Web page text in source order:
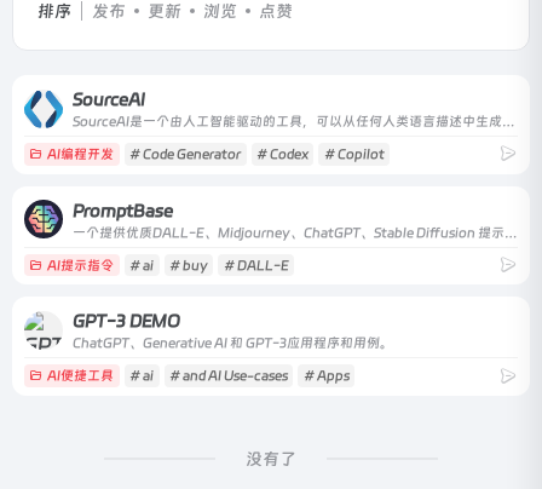
排序 发布 更新 浏览 点赞
SourceAI
SourceAI是一个由人工智能驱动的工具，可以从任何人类语言描述中生成任何编程语言的代码。它还可以简化，找到错误并修复它们，并调试你的代码。
AI编程开发 # Code Generator # Codex # Copilot
PromptBase
一个提供优质DALL-E、Midjourney、ChatGPT、Stable Diffusion 提示的市场。找到最好的提示，产生更好的结果，节省API成本，销售提示赚钱。
AI提示指令 # ai # buy # DALL-E
GPT-3 DEMO
ChatGPT、Generative AI 和 GPT-3应用程序和用例。
AI便捷工具 # ai # and AI Use-cases # Apps
没有了